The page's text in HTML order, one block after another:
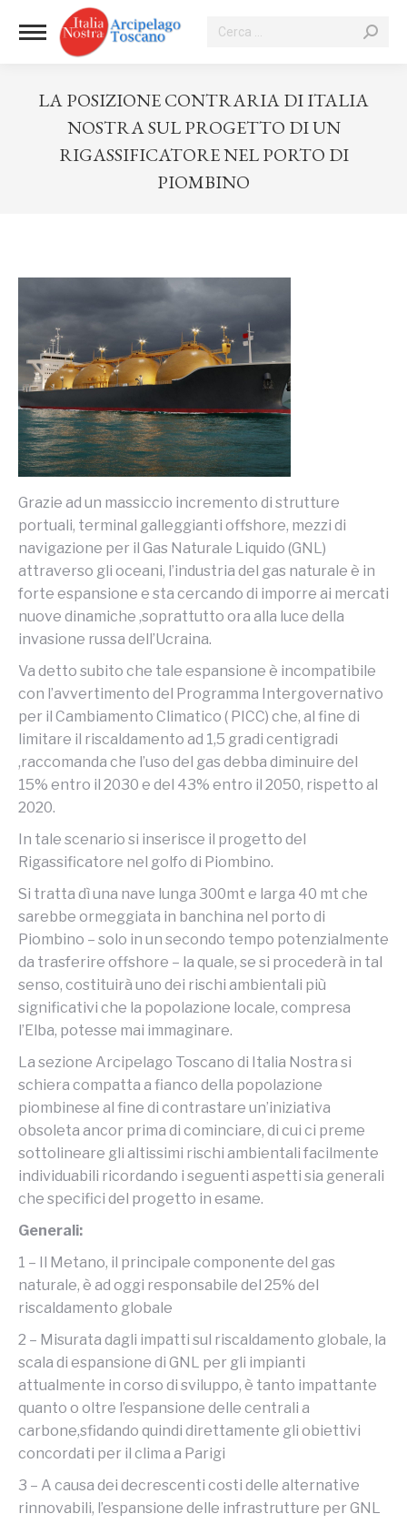
Cerca:
LA POSIZIONE CONTRARIA DI ITALIA
NOSTRA SUL PROGETTO DI UN
RIGASSIFICATORE NEL PORTO DI
PIOMBINO
Grazie ad un massiccio incremento di strutture
portuali, terminal galleggianti offshore, mezzi di
navigazione per il Gas Naturale Liquido (GNL)
attraverso gli oceani, l’industria del gas naturale è in
forte espansione e sta cercando di imporre ai mercati
nuove dinamiche ,soprattutto ora alla luce della
invasione russa dell’Ucraina.
Va detto subito che tale espansione è incompatibile
con l’avvertimento del Programma Intergovernativo
per il Cambiamento Climatico ( PICC) che, al fine di
limitare il riscaldamento ad 1,5 gradi centigradi
,raccomanda che l’uso del gas debba diminuire del
15% entro il 2030 e del 43% entro il 2050, rispetto al
2020.
In tale scenario si inserisce il progetto del
Rigassificatore nel golfo di Piombino.
Si tratta dì una nave lunga 300mt e larga 40 mt che
sarebbe ormeggiata in banchina nel porto di
Piombino – solo in un secondo tempo potenzialmente
da trasferire offshore – la quale, se si procederà in tal
senso, costituirà uno dei rischi ambientali più
significativi che la popolazione locale, compresa
l’Elba, potesse mai immaginare.
La sezione Arcipelago Toscano di Italia Nostra si
schiera compatta a fianco della popolazione
piombinese al fine di contrastare un’iniziativa
obsoleta ancor prima di cominciare, di cui ci preme
sottolineare gli altissimi rischi ambientali facilmente
individuabili ricordando i seguenti aspetti sia generali
che specifici del progetto in esame.
Generali:
1 – Il Metano, il principale componente del gas
naturale, è ad oggi responsabile del 25% del
riscaldamento globale
2 – Misurata dagli impatti sul riscaldamento globale, la
scala di espansione di GNL per gli impianti
attualmente in corso di sviluppo, è tanto impattante
quanto o oltre l’espansione delle centrali a
carbone,sfidando quindi direttamente gli obiettivi
concordati per il clima a Parigi
3 – A causa dei decrescenti costi delle alternative
rinnovabili, l’espansione delle infrastrutture per GNL